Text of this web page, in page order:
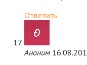
Ответить
Аноним